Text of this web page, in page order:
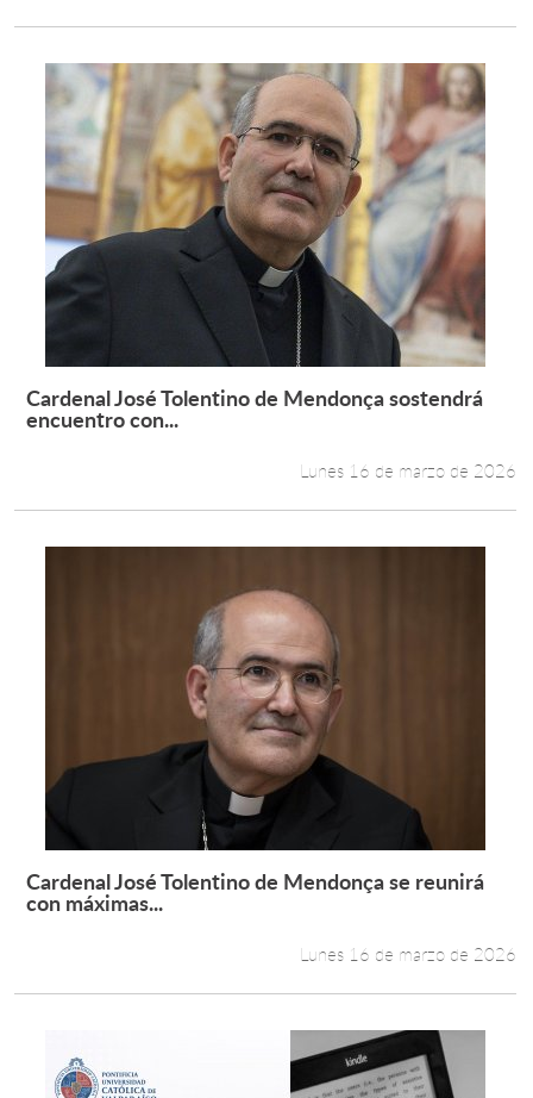
Leer más +
Cardenal José Tolentino de Mendonça sostendrá
encuentro con...
Lunes 16 de marzo de 2026
Leer más +
Cardenal José Tolentino de Mendonça se reunirá
con máximas...
Lunes 16 de marzo de 2026